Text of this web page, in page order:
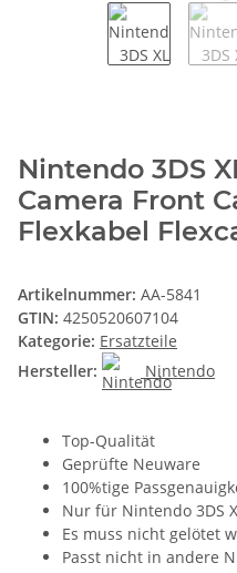
Nintendo 3DS
Camera Front
Flexkabel
Artikelnummer: AA-5841
GTIN: 4250520607104
Kategorie: Ersatzteile
Hersteller:
Nintendo
Top-Qualität
Geprüfte Neuware
100%tige
Nur für Nintendo 3DS
Es muss nicht gelötet
Passt nicht in andere